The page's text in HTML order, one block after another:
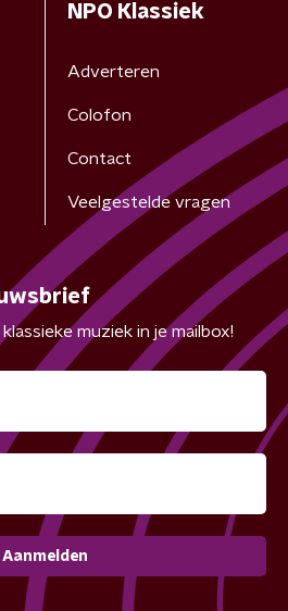
NPO Klassiek
Adverteren
Colofon
Contact
Veelgestelde vragen
muziek in je mailbox!
Aanmelden